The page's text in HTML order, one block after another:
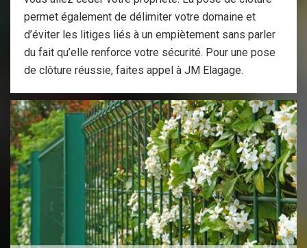
permet également de délimiter votre domaine et
d’éviter les litiges liés à un empiètement sans parler
du fait qu’elle renforce votre sécurité. Pour une pose
de clôture réussie, faites appel à JM Elagage.